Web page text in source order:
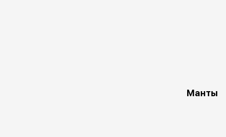
Манты